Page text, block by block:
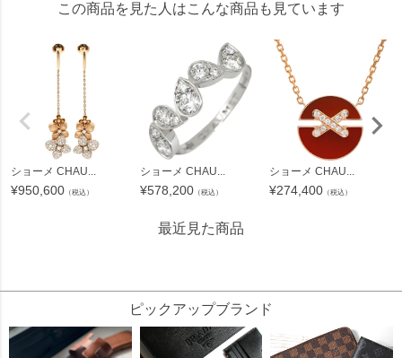
この商品を見た人はこんな商品も見ています
ショーメ CHAU...
¥950,600 （税込）
ショーメ CHAU...
¥578,200 （税込）
ショーメ CHAU...
¥274,400 （税込）
最近見た商品
ピックアップブランド